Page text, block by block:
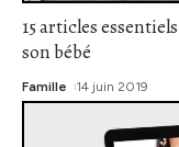
15 articles
son bébé
Famille 14 juin 2019